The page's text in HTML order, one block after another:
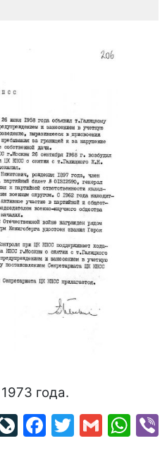
года.
LiveJournal
Facebook
Twitter
Gmail